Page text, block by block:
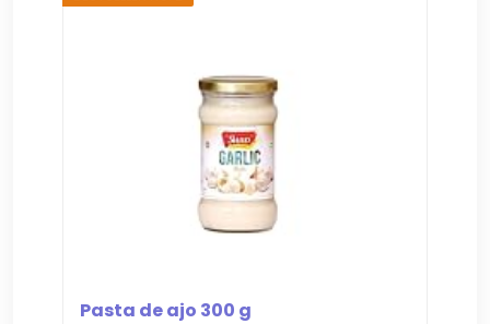
Pasta de ajo 300 g